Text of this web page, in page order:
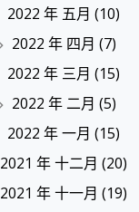
2022 年 五月 (10)
2022 年 四月 (7)
2022 年 三月 (15)
2022 年 二月 (5)
2022 年 一月 (15)
2021 年 十二月 (20)
2021 年 十一月 (19)